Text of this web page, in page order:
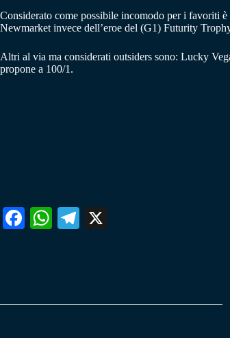
Considerato come possibile incomodo per i favoriti
Newmarket invece dell’eroe del (G1) Futurity
Altri al via ma considerati outsiders sono: Lucky
propone a 100/1.
Fa W
pp
Te
m